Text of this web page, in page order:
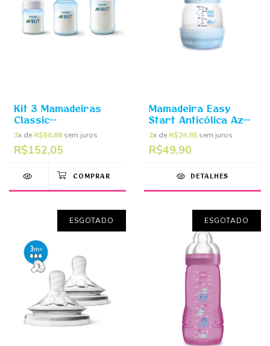
Kit 3 Mamadeiras
Classic
125/260/330ml Azul -
Philips Avent
3x de R$50,68 sem juros
R$152,05
Mamadeira Easy
Start Anticólica Azul
130ml (0m+) - MAM
2x de R$24,95 sem juros
R$49,90
DETALHES
ESGOTADO ESGOTADO